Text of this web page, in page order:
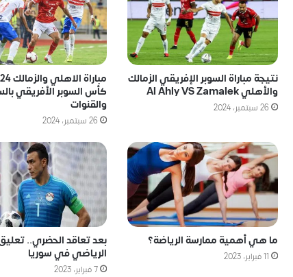
نتيجة مباراة السوبر الإفريقي الزمالك
والأهلي Al Ahly VS Zamalek
26 سبتمبر، 2024
كأس السوبر الأفريقي
والقنوات
26 سبتمبر، 2024
ما هي أهمية ممارسة الرياضة؟
11 فبراير، 2023
بعد تعاقد الحضري..
الرياضي في سوريا
7 فبراير، 2023